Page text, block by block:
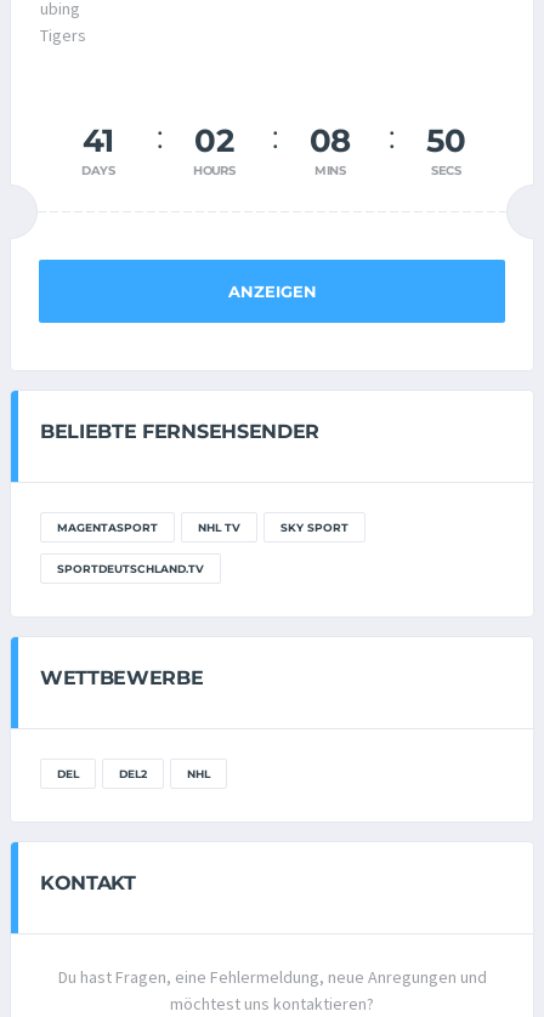
41
DAYS
02
HOURS
08
MINS
50
SECS
ANZEIGEN
BELIEBTE FERNSEHSENDER
MAGENTASPORT NHL TV SKY SPORT
SPORTDEUTSCHLAND.TV
WETTBEWERBE
DEL DEL2 NHL
KONTAKT
Du hast Fragen, eine Fehlermeldung, neue Anregungen und
möchtest uns kontaktieren?